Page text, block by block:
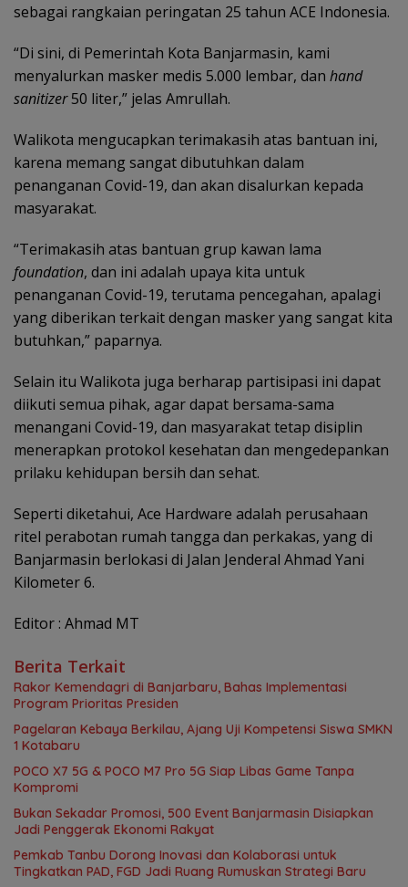
sebagai rangkaian peringatan 25 tahun ACE Indonesia.
“Di sini, di Pemerintah Kota Banjarmasin, kami
menyalurkan masker medis 5.000 lembar, dan hand
sanitizer50 liter,” jelas Amrullah.
Walikota mengucapkan terimakasih atas bantuan ini,
karena memang sangat dibutuhkan dalam
penanganan Covid-19, dan akan disalurkan kepada
masyarakat.
“Terimakasih atas bantuan grup kawan lama
foundation, dan ini adalah upaya kita untuk
penanganan Covid-19, terutama pencegahan, apalagi
yang diberikan terkait dengan masker yang sangat kita
butuhkan,” paparnya.
Selain itu Walikota juga berharap partisipasi ini dapat
diikuti semua pihak, agar dapat bersama-sama
menangani Covid-19, dan masyarakat tetap disiplin
menerapkan protokol kesehatan dan mengedepankan
prilaku kehidupan bersih dan sehat.
Seperti diketahui, Ace Hardware adalah perusahaan
ritel perabotan rumah tangga dan perkakas, yang di
Banjarmasin berlokasi di Jalan Jenderal Ahmad Yani
Kilometer 6.
Editor : Ahmad MT
Berita Terkait
Rakor Kemendagri di Banjarbaru, Bahas Implementasi
Program Prioritas Presiden
Pagelaran Kebaya Berkilau, Ajang Uji Kompetensi Siswa SMKN
1 Kotabaru
POCO X7 5G & POCO M7 Pro 5G Siap Libas Game Tanpa
Kompromi
Bukan Sekadar Promosi, 500 Event Banjarmasin Disiapkan
Jadi Penggerak Ekonomi Rakyat
Pemkab Tanbu Dorong Inovasi dan Kolaborasi untuk
Tingkatkan PAD, FGD Jadi Ruang Rumuskan Strategi Baru